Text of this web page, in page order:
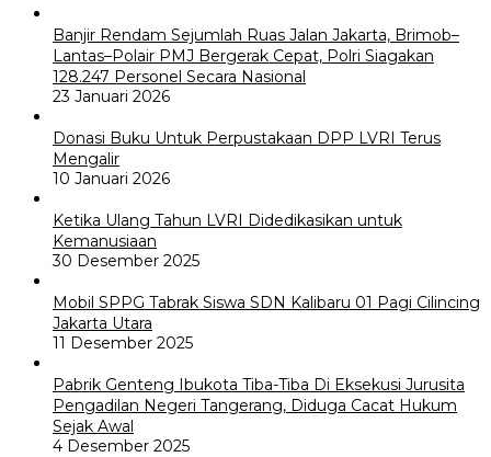
Banjir Rendam Sejumlah Ruas Jalan Jakarta, Brimob–
Lantas–Polair PMJ Bergerak Cepat, Polri Siagakan
128.247 Personel Secara Nasional
23 Januari 2026
Donasi Buku Untuk Perpustakaan DPP LVRI Terus
Mengalir
10 Januari 2026
Ketika Ulang Tahun LVRI Didedikasikan untuk
Kemanusiaan
30 Desember 2025
Mobil SPPG Tabrak Siswa SDN Kalibaru 01 Pagi Cilincing
Jakarta Utara
11 Desember 2025
Pabrik Genteng Ibukota Tiba-Tiba Di Eksekusi Jurusita
Pengadilan Negeri Tangerang, Diduga Cacat Hukum
Sejak Awal
4 Desember 2025